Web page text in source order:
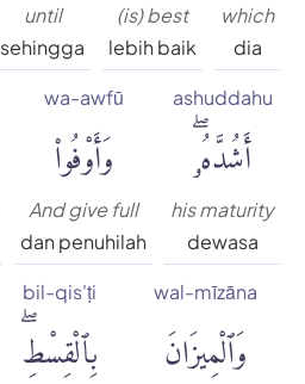
which
dia
(is) best
lebih baik
until
sehingga
ashuddahu
أَشُدَّهُۥۖ
his maturity
dewasa
wa-awfū
وَأَوْفُوا۟
And give full
dan penuhilah
wal-mīzāna
وَٱلْمِيزَانَ
bil-qis'ṭi
بِٱلْقِسْطِۖ